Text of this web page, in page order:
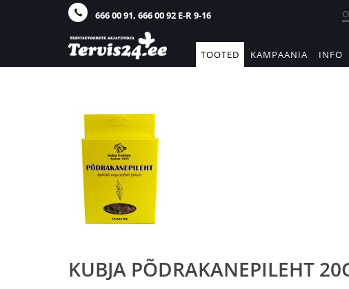
666 00 91, 666 00 92 E-R 9-16
TOOTED KAMPAANIA INFO
KUBJA PÕDRAKANEPILEHT